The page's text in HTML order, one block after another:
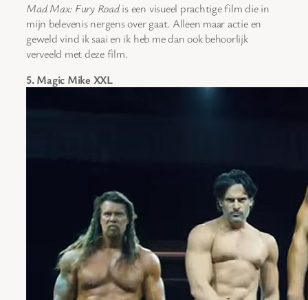
Mad Max: Fury Roadis een visueel prachtige film die in
mijn belevenis nergens over gaat. Alleen maar actie en
geweld vind ik saai en ik heb me dan ook behoorlijk
verveeld met deze film.
5. Magic Mike XXL